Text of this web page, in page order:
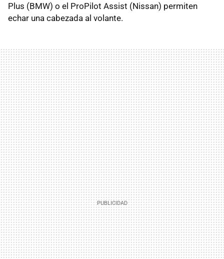
Plus (BMW) o el ProPilot Assist (Nissan) permiten
echar una cabezada al volante.